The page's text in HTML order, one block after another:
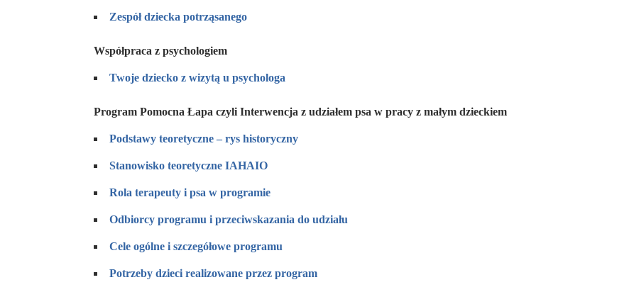
Zespół dziecka potrząsanego
Współpraca z psychologiem
Twoje dziecko z wizytą u psychologa
Program Pomocna Łapa czyli Interwencja z udziałem psa w pracy z małym dzieckiem
Podstawy teoretyczne – rys historyczny
Stanowisko teoretyczne IAHAIO
Rola terapeuty i psa w programie
Odbiorcy programu i przeciwskazania do udziału
Cele ogólne i szczegółowe programu
Potrzeby dzieci realizowane przez program